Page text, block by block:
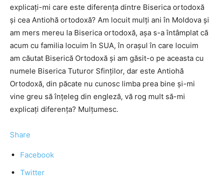
explicați-mi care este diferența dintre Biserica ortodoxă
și cea Antiohă ortodoxă? Am locuit mulți ani în Moldova și
am mers mereu la Biserica ortodoxă, așa s-a întâmplat că
acum cu familia locuim în SUA, în orașul în care locuim
am căutat Biserică Ortodoxă și am găsit-o pe aceasta cu
numele Biserica Tuturor Sfinților, dar este Antiohă
Ortodoxă, din păcate nu cunosc limba prea bine și-mi
vine greu să înțeleg din engleză, vă rog mult să-mi
explicați diferența? Mulțumesc.
Share
Facebook
Twitter